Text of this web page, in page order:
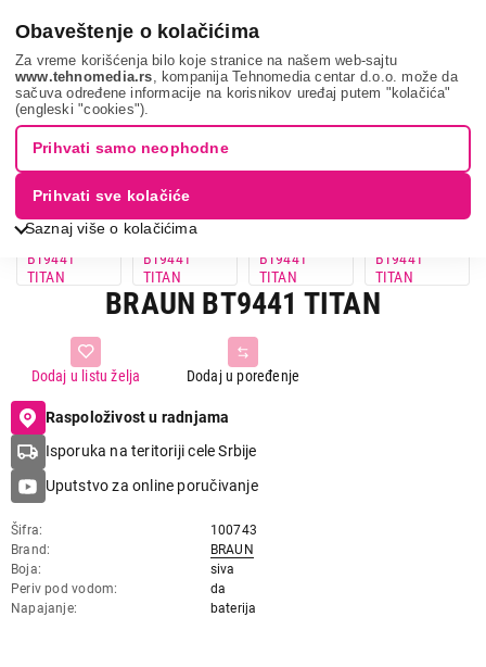
Obaveštenje o kolačićima
Za vreme korišćenja bilo koje stranice na našem web-sajtu
www.tehnomedia.rs , kompanija Tehnomedia centar d.o.o. može da
sačuva određene informacije na korisnikov uređaj putem "kolačića"
(engleski "cookies").
Saznaj više o kolačićima
Prihvati samo neophodne
Prihvati sve kolačiće
Braun bt9441 ti...
BRAUN BT9441 TITAN
Dodaj u poređenje
Dodaj u listu želja
Raspoloživost u radnjama
Isporuka na teritoriji cele Srbije
Uputstvo za online poručivanje
Šifra
100743
Brand
BRAUN
Boja
siva
Periv pod vodom
da
Napajanje
baterija